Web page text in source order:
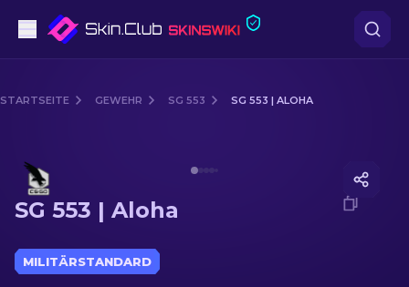
Scharfschützengewehr
Messer
STARTSEITE GEWEHR SG 553 SG 553 | ALOHA
SG 553 | Aloha
MILITÄRSTANDARD